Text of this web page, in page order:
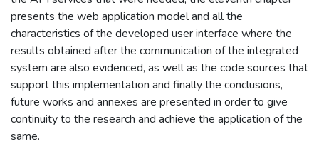
presents the web application model and all the
characteristics of the developed user interface where the
results obtained after the communication of the integrated
system are also evidenced, as well as the code sources that
support this implementation and finally the conclusions,
future works and annexes are presented in order to give
continuity to the research and achieve the application of the
same.